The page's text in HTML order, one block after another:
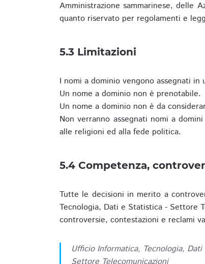
Amministrazione sammarinese, delle
quanto riservato per regolamenti e
5.3 Limitazioni
I nomi a dominio vengono assegnati
Un nome a dominio non è prenotabile.
Un nome a dominio non è da
Non verranno assegnati nomi a
alle religioni ed alla fede politica.
5.4 Competenza,
Tutte le decisioni in merito a
Tecnologia, Dati e Statistica - Settore
controversie, contestazioni e reclami
Ufficio Informatica, Tecnologia,